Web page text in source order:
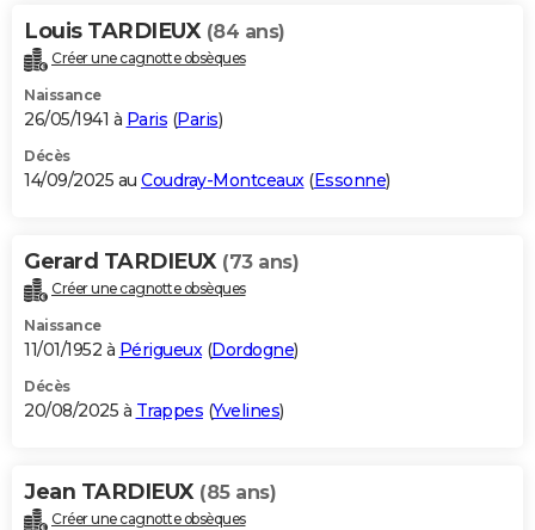
Louis TARDIEUX (84 ans)
Créer une cagnotte obsèques
Naissance
26/05/1941 à Paris (Paris)
Décès
14/09/2025 au Coudray-Montceaux(Essonne)
Gerard TARDIEUX (73 ans)
Créer une cagnotte obsèques
Naissance
11/01/1952 à Périgueux(Dordogne)
Décès
20/08/2025 à Trappes (Yvelines)
Jean TARDIEUX (85 ans)
Créer une cagnotte obsèques